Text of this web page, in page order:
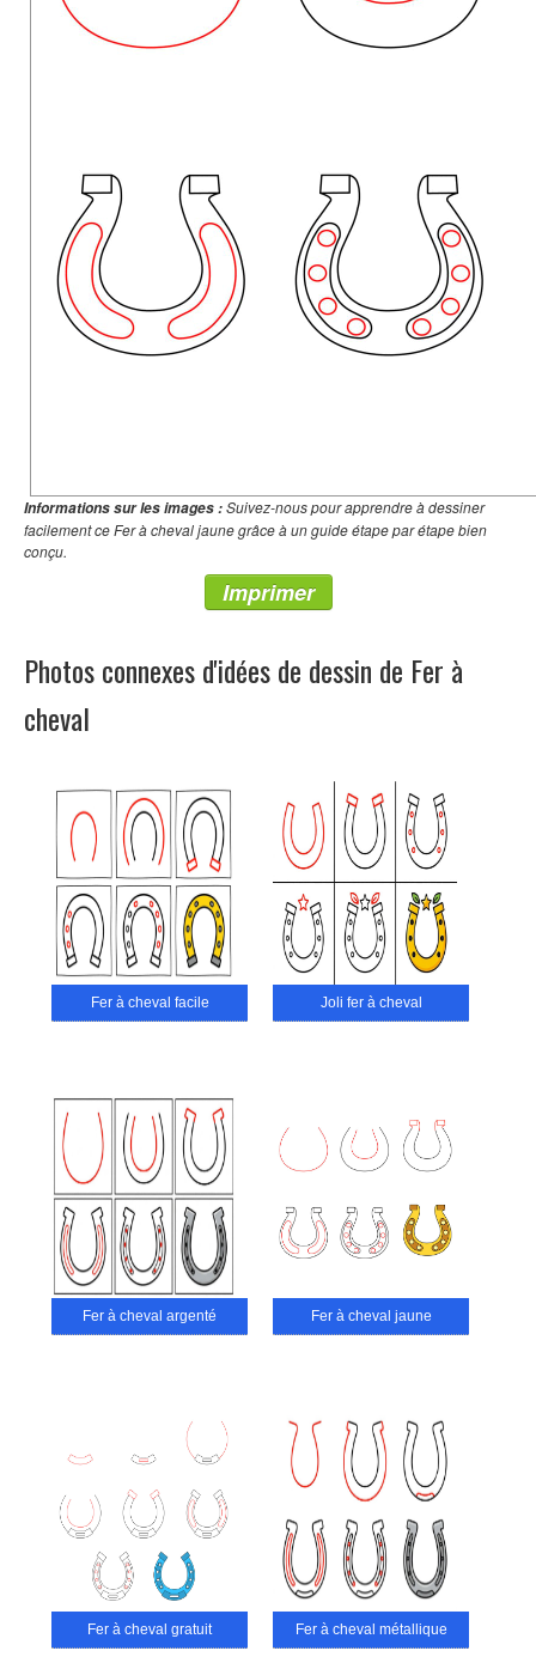
Informations sur les images :Suivez-nous pour apprendre à dessiner
facilement ce Fer à cheval jaune grâce à un guide étape par étape bien
conçu.
Imprimer
Photos connexes d'idées de dessin de Fer à
cheval
Fer à cheval facile Joli fer à cheval
Fer à cheval argenté Fer à cheval jaune
Fer à cheval gratuit Fer à cheval métallique